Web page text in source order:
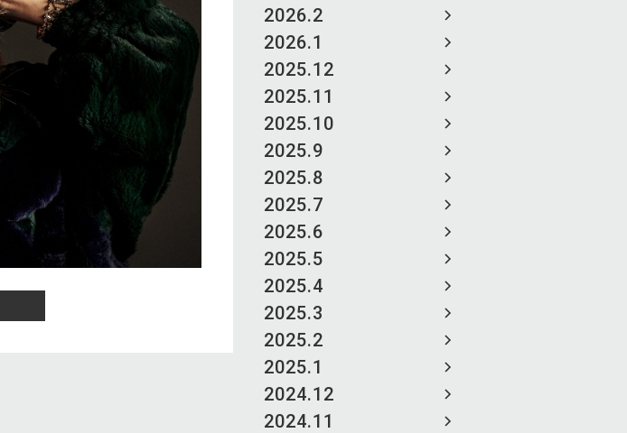
2026.2
2026.1
2025.12
2025.11
2025.10
2025.9
2025.8
2025.7
2025.6
2025.5
2025.4
2025.3
2025.2
2025.1
2024.12
2024.11